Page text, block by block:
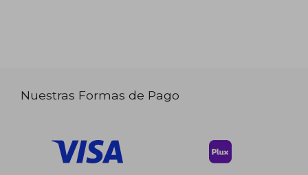
Nuestras Formas de Pago